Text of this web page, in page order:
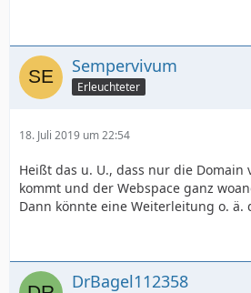
Sempervivum
Erleuchteter
18. Juli 2019 um 22:54
Heißt das u. U., dass nur die Domain
kommt und der Webspace ganz
Dann könnte eine Weiterleitung o. ä.
DrBagel112358